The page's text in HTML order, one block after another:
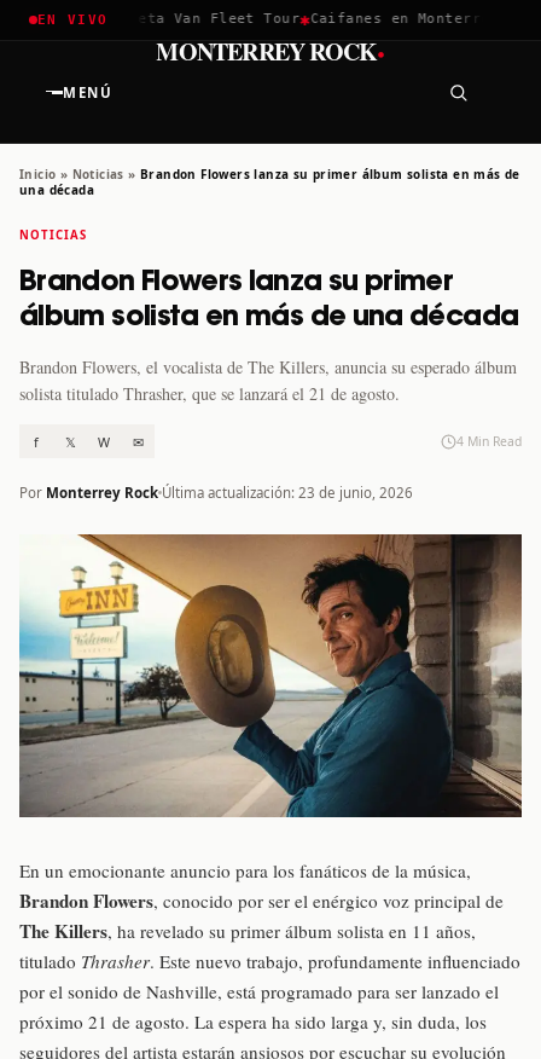
EN VIVO
2026 ✱Greta Van Fleet Tour✱Caifanes en Monterrey · 12
MENÚ
MONTERREY ROCK·
Inicio » Noticias » Brandon Flowers lanza su primer álbum solista en más de
una década
NOTICIAS
Brandon Flowers lanza su primer
álbum solista en más de una década
Brandon Flowers, el vocalista de The Killers, anuncia su esperado álbum
solista titulado Thrasher, que se lanzará el 21 de agosto.
f 𝕏 W ✉ 4 Min Read
Por Monterrey Rock Última actualización: 23 de junio, 2026
En un emocionante anuncio para los fanáticos de la música,
Brandon Flowers, conocido por ser el enérgico voz principal de
The Killers, ha revelado su primer álbum solista en 11 años,
titulado Thrasher. Este nuevo trabajo, profundamente influenciado
por el sonido de Nashville, está programado para ser lanzado el
próximo 21 de agosto. La espera ha sido larga y, sin duda, los
seguidores del artista estarán ansiosos por escuchar su evolución